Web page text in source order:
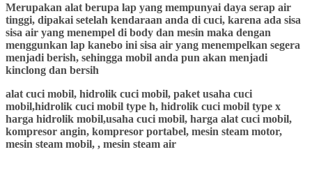
Merupakan alat berupa lap yang mempunyai daya serap air
tinggi, dipakai setelah kendaraan anda di cuci, karena ada sisa
sisa air yang menempel di body dan mesin maka dengan
menggunkan lap kanebo ini sisa air yang menempelkan segera
menjadi berish, sehingga mobil anda pun akan menjadi
kinclong dan bersih
alat cuci mobil, hidrolik cuci mobil, paket usaha cuci
mobil,hidrolik cuci mobil type h, hidrolik cuci mobil type x
harga hidrolik mobil,usaha cuci mobil, harga alat cuci mobil,
kompresor angin, kompresor portabel, mesin steam motor,
mesin steam mobil, , mesin steam air